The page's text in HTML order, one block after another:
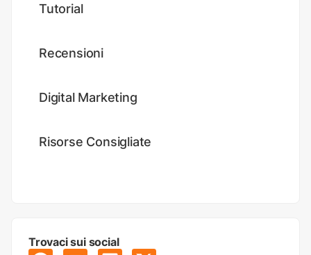
Tutorial
Recensioni
Digital Marketing
Risorse Consigliate
Trovaci sui social